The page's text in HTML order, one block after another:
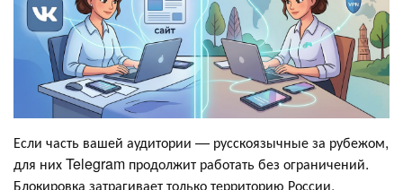
Если часть вашей аудитории — русскоязычные за рубежом,
для них Telegram продолжит работать без ограничений.
Блокировка затрагивает только территорию России.